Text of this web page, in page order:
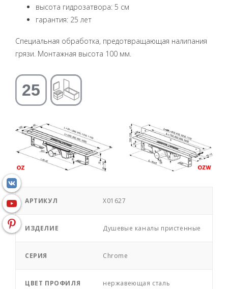
высота гидрозатвора: 5 см
гарантия: 25 лет
Специальная обработка, предотвращающая налипания
грязи. Монтажная высота 100 мм.
АРТИКУЛ X01627
ИЗДЕЛИЕ Душевые каналы пристенные
СЕРИЯ Chrome
ЦВЕТ ПРОФИЛЯ нержавеющая сталь